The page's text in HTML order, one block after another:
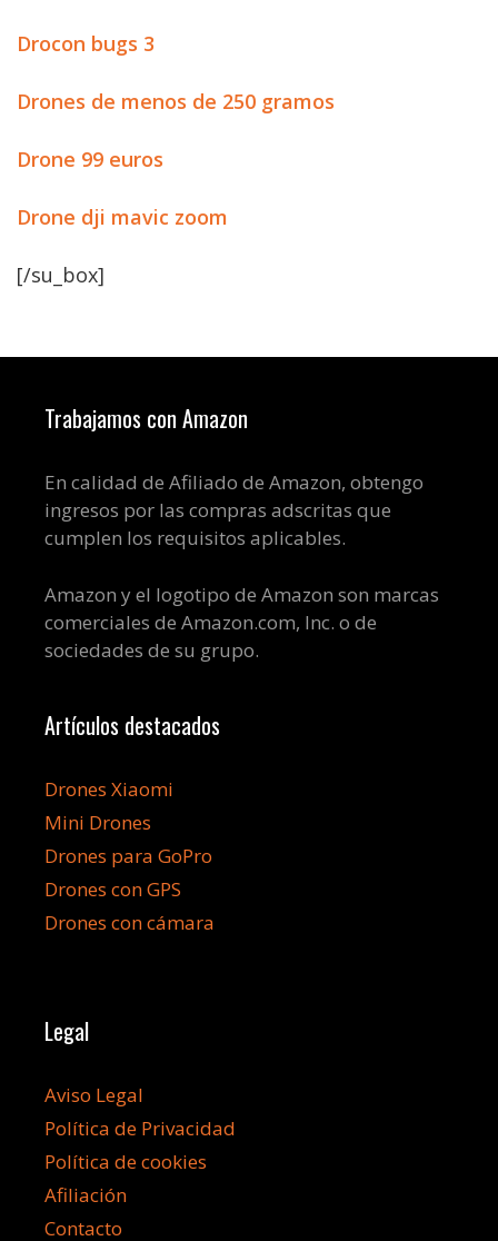
Drocon bugs 3
Drones de menos de 250 gramos
Drone 99 euros
Drone dji mavic zoom
[/su_box]
Trabajamos con Amazon
En calidad de Afiliado de Amazon, obtengo
ingresos por las compras adscritas que
cumplen los requisitos aplicables.
Amazon y el logotipo de Amazon son marcas
comerciales de Amazon.com, Inc. o de
sociedades de su grupo.
Artículos destacados
Drones Xiaomi
Mini Drones
Drones para GoPro
Drones con GPS
Drones con cámara
Legal
Aviso Legal
Política de Privacidad
Política de cookies
Afiliación
Contacto